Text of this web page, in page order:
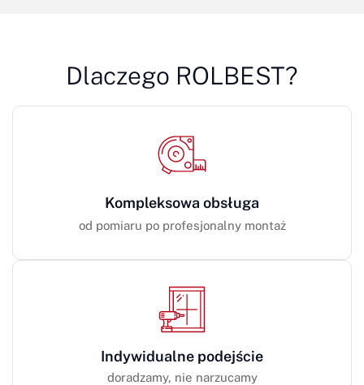
Dlaczego ROLBEST?
Kompleksowa obsługa
od pomiaru po profesjonalny montaż
Indywidualne podejście
doradzamy, nie narzucamy